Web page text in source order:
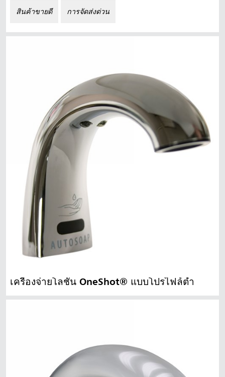
สินค้าขายดี การจัดส่งด่วน
เครื่องจ่ายโลชั่น OneShot® แบบโปรไฟล์ต่ำ